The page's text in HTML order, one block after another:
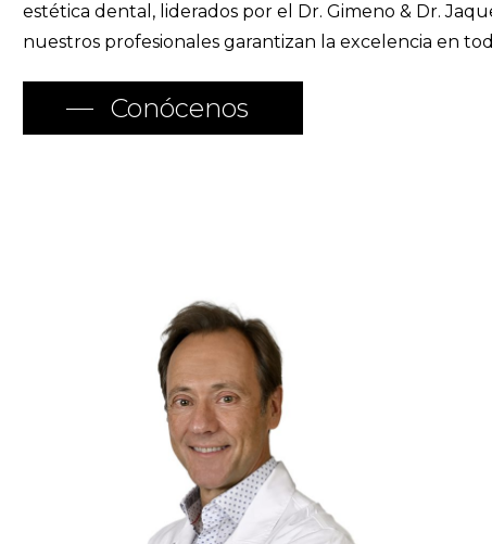
estética dental, liderados por el Dr. Gimeno & Dr.
nuestros profesionales garantizan la excelencia en
Conócenos